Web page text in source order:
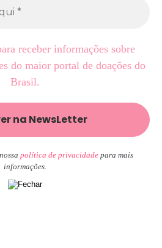
receber informações sobre
do maior portal de doações do
Brasil.
política de privacidadepara mais
informações.